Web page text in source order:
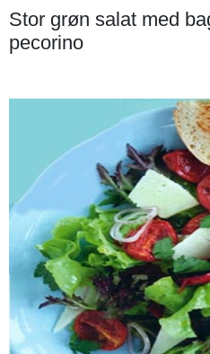
Stor grøn salat med
pecorino